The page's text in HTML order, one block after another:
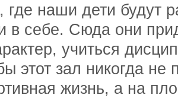
где наши дети будут
в себе. Сюда они
учиться
этот зал никогда не
жизнь, а на